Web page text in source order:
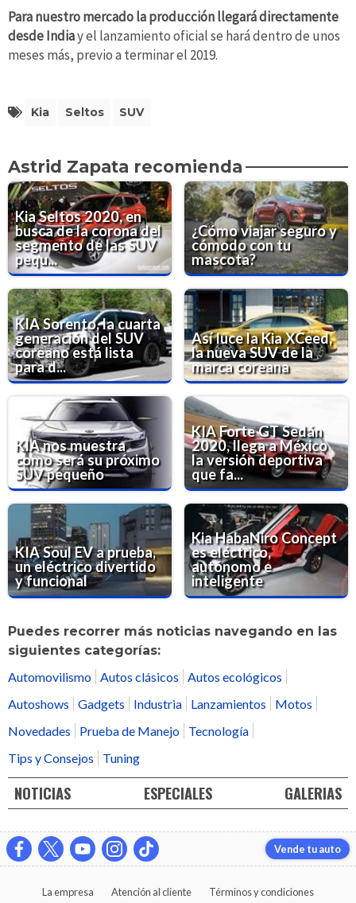
Para nuestro mercado la producción llegará directamente
desde Indiay el lanzamiento oficial se hará dentro de unos
meses más, previo a terminar el 2019.
Kia Seltos SUV
Astrid Zapata recomienda
Kia Seltos 2020, en
busca de la corona del
segmento de las SUV
pequ...
¿Cómo viajar seguro y
cómodo con tu
mascota?
KIA Sorento, la cuarta
generación del SUV
coreano está lista
para d...
Así luce la Kia XCeed,
la nueva SUV de la
marca coreana
KIA nos muestra
como será su próximo
SUV pequeño
KIA Forte GT Sedán
2020, llega a México
la versión deportiva
que fa...
KIA Soul EV a prueba,
un eléctrico divertido
y funcional
Kia HabaNiro Concept
es eléctrico,
autónomo e
inteligente
Puedes recorrer más noticias navegando en las
siguientes categorías:
Automovilismo
Autos clásicos
Autos ecológicos
Autoshows
Gadgets Industria Lanzamientos
Motos
Novedades
Prueba de Manejo
Tecnología
Tips y Consejos
Tuning
NOTICIAS ESPECIALES GALERIAS
Vende tu auto
La empresa Atención al cliente Términos y condiciones